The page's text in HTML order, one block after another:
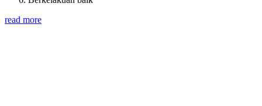
read more